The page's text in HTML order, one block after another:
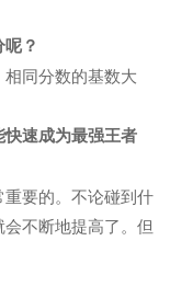
？
同分数的基数大
速成为最强王者
要的。不论碰到什
不断地提高了。但